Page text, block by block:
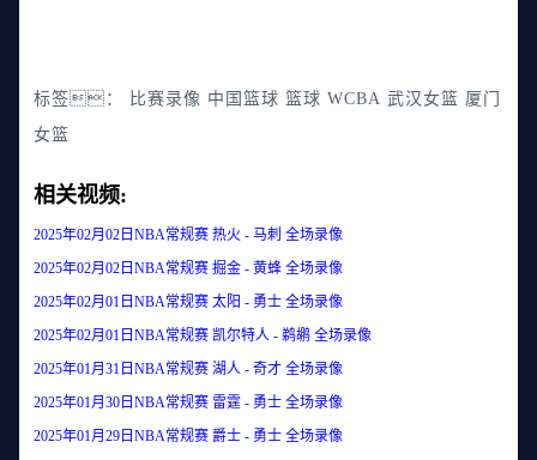
标签： 比赛录像 中国篮球 篮球 WCBA 武汉女篮 厦门
女篮
相关视频:
2025年02月02日NBA常规赛 热火 - 马刺 全场录像
2025年02月02日NBA常规赛 掘金 - 黄蜂 全场录像
2025年02月01日NBA常规赛 太阳 - 勇士 全场录像
2025年02月01日NBA常规赛 凯尔特人 - 鹈鹕 全场录像
2025年01月31日NBA常规赛 湖人 - 奇才 全场录像
2025年01月30日NBA常规赛 雷霆 - 勇士 全场录像
2025年01月29日NBA常规赛 爵士 - 勇士 全场录像